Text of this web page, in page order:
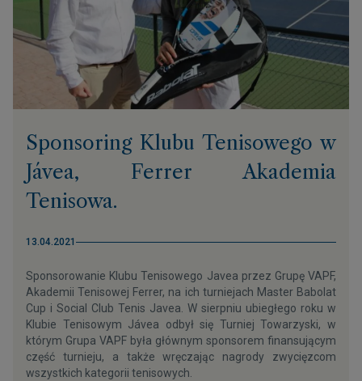
Sponsoring Klubu Tenisowego w
Jávea, Ferrer Akademia
Tenisowa.
13.04.2021
Sponsorowanie Klubu Tenisowego Javea przez Grupę VAPF,
Akademii Tenisowej Ferrer, na ich turniejach Master Babolat
Cup i Social Club Tenis Javea. W sierpniu ubiegłego roku w
Klubie Tenisowym Jávea odbył się Turniej Towarzyski, w
którym Grupa VAPF była głównym sponsorem finansującym
część turnieju, a także wręczając nagrody zwycięzcom
wszystkich kategorii tenisowych.